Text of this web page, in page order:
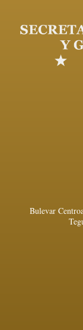
Bulevar